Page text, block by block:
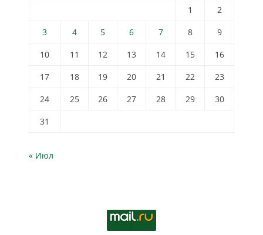
1
2
3
4 5 6 7 8
9
10
11 12 13 14 15
16
17
18 19 20 21 22
23
24
25 26 27 28 29
30
31
« Июл